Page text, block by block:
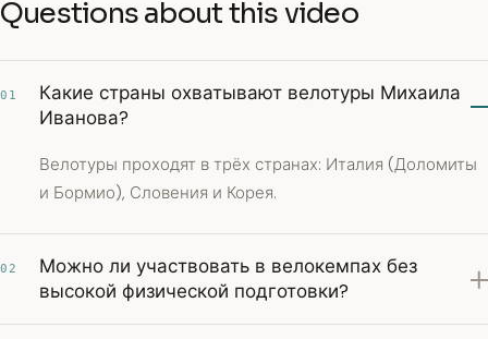
Questions about this video
01
Какие страны охватывают велотуры Михаила
Иванова?
Велотуры проходят в трёх странах: Италия (Доломиты
и Бормио), Словения и Корея.
02
Можно ли участвовать в велокемпах без
высокой физической подготовки?